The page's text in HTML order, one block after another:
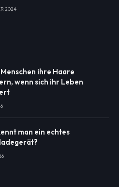
2024
ihre Haare
wenn sich ihr Leben
man ein echtes